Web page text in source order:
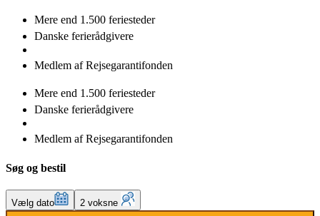
Mere end 1.500 feriesteder
Danske ferierådgivere
Medlem afRejsegarantifonden
Mere end 1.500 feriesteder
Danske ferierådgivere
Medlem afRejsegarantifonden
Søg og bestil
Vælg dato 2 voksne